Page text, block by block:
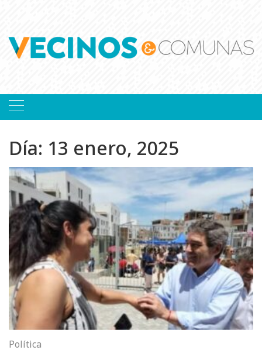
Día: 13 enero, 2025
Política